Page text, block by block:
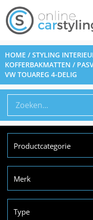
HOME /STYLING
KOFFERBAKMATTEN /
VW TOUAREG 4-DELIG
Productcategorie
Merk
Type